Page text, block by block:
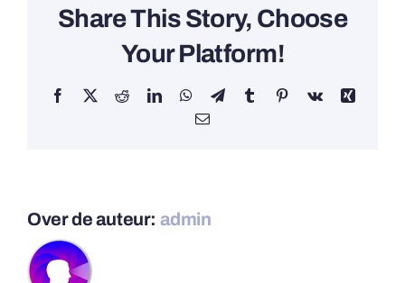
Share This Story, Choose
Your Platform!
Facebook
X RedditLinkedInWhatsApp
TelegramTumblrPinterestVk
Xing
E-
Over de auteur: admin